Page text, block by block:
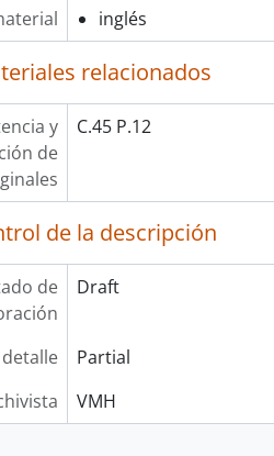
inglés
relacionados
y
de
C.45 P.12
de la descripción
de
Draft
Partial
VMH